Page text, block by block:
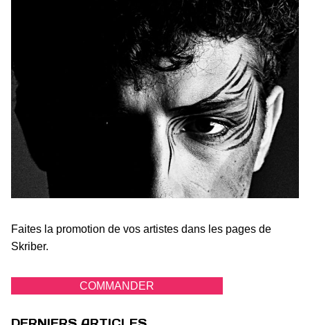
Faites la promotion de vos artistes dans les pages de
Skriber.
COMMANDER